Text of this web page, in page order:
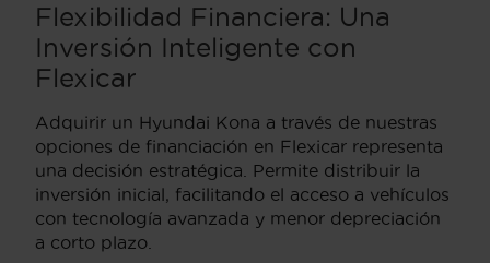
Flexibilidad Financiera: Una
Inversión Inteligente con
Flexicar
Adquirir un Hyundai Kona a través de nuestras
opciones de financiación en Flexicar representa
una decisión estratégica. Permite distribuir la
inversión inicial, facilitando el acceso a vehículos
con tecnología avanzada y menor depreciación
a corto plazo.